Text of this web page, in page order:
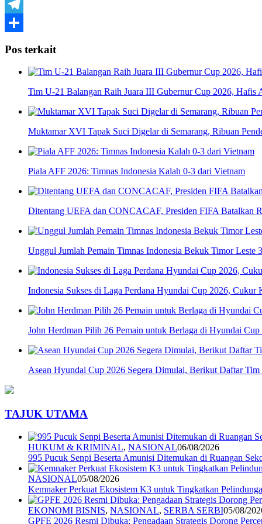
WhatsApp
Telegram
Pos terkait
Tim U-21 Balangan Raih Juara III Gubernur Cup 2026, Hafis
Muktamar XVI Tapak Suci Digelar di Semarang, Ribuan
Piala AFF 2026: Timnas Indonesia Kalah 0-3 dari Vietnam
Ditentang UEFA dan CONCACAF, Presiden FIFA Batalkan
Unggul Jumlah Pemain Timnas Indonesia Bekuk Timor Leste
Indonesia Sukses di Laga Perdana Hyundai Cup 2026, Cukur
John Herdman Pilih 26 Pemain untuk Berlaga di Hyundai Cup
Asean Hyundai Cup 2026 Segera Dimulai, Berikut Daftar Tim
TAJUK UTAMA
HUKUM & KRIMINAL, NASIONAL06/08/2026
995 Pucuk Senpi Beserta Amunisi Ditemukan di Ruangan
NASIONAL05/08/2026
Kemnaker Perkuat Ekosistem K3 untuk Tingkatkan
EKONOMI BISNIS, NASIONAL, SERBA SERBI05/08/
GPFE 2026 Resmi Dibuka: Pengadaan Strategis Dorong